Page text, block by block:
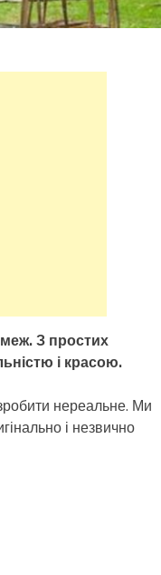
З простих
і красою.
нереальне. Ми
і незвично